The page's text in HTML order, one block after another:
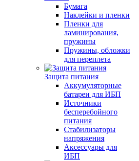
Бумага
Наклейки и пленки
Пленки для
ламинирования,
пружины
Пружины, обложки
для переплета
Защита питания
Аккумуляторные
батареи для ИБП
Источники
бесперебойного
питания
Стабилизаторы
напряжения
Аксессуары для
ИБП